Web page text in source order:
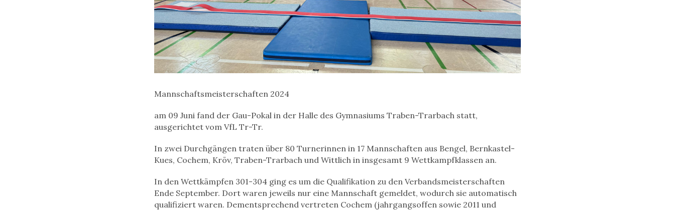
Mannschaftsmeisterschaften 2024
am 09 Juni fand der Gau-Pokal in der Halle des Gymnasiums Traben-Trarbach statt,
ausgerichtet vom VfL Tr-Tr.
In zwei Durchgängen traten über 80 Turnerinnen in 17 Mannschaften aus Bengel, Bernkastel-
Kues, Cochem, Kröv, Traben-Trarbach und Wittlich in insgesamt 9 Wettkampfklassen an.
In den Wettkämpfen 301-304 ging es um die Qualifikation zu den Verbandsmeisterschaften
Ende September. Dort waren jeweils nur eine Mannschaft gemeldet, wodurch sie automatisch
qualifiziert waren. Dementsprechend vertreten Cochem (jahrgangsoffen sowie 2011 und